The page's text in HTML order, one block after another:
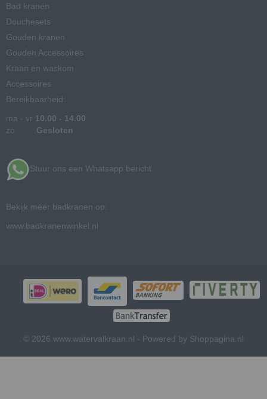
Bad kranen
Douchesets
Gouden kranen
Gouden Accessoires
Kraan en waskom
Accessoires
Bereikbaarheid:
ma - vr 10.00 - 14.00
zo Gesloten
Stuur ons een Whatsapp bericht
Bekijk méér badkranen op:
www.badkranenwinkel.nl
© 2026 www.watervalkraan.nl - Powered by Shoppagina.nl